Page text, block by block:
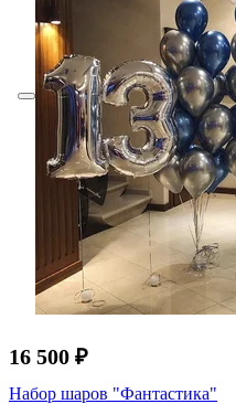
16 500 ₽
Набор шаров "Фантастика"